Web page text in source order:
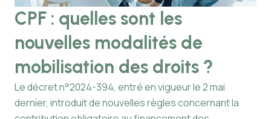
CPF : quelles sont les
nouvelles modalités de
mobilisation des droits ?
Le décret n°2024-394, entré en vigueur le 2 mai
dernier, introduit de nouvelles règles concernant la